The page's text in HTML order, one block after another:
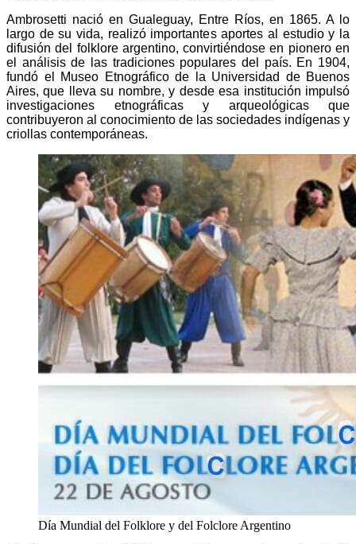
Ambrosetti nació en Gualeguay, Entre Ríos, en 1865. A lo
largo de su vida, realizó importantes aportes al estudio y la
difusión del folklore argentino, convirtiéndose en pionero en
el análisis de las tradiciones populares del país. En 1904,
fundó el Museo Etnográfico de la Universidad de Buenos
Aires, que lleva su nombre, y desde esa institución impulsó
investigaciones etnográficas y arqueológicas que
contribuyeron al conocimiento de las sociedades indígenas y
criollas contemporáneas.
Día Mundial del Folklore y del Folclore Argentino